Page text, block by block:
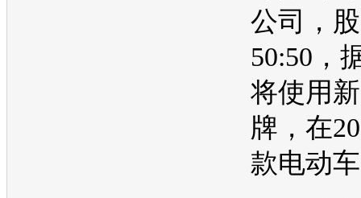
公司，
50:50，
将使用
牌，在
款电动车